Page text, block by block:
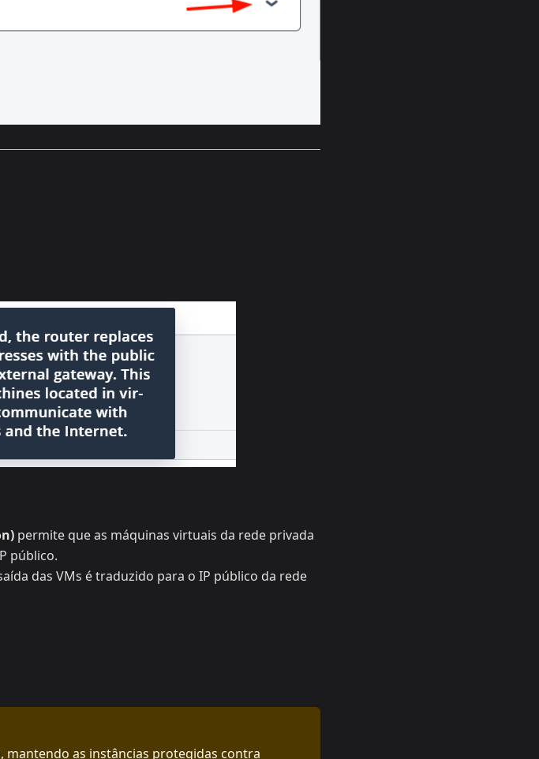
permite que as máquinas virtuais da rede privada
público.
das VMs é traduzido para o IP público da rede
, mantendo as instâncias protegidas contra